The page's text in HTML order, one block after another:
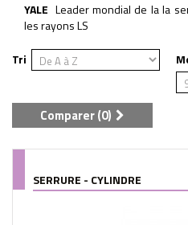
YALE Leader mondial de la la
les rayons LS
Tri
Comparer (0)
SERRURE - CYLINDRE